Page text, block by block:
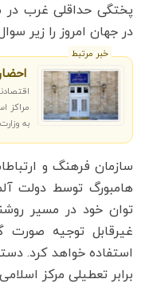
پختگی حداقلی غرب در
در جهان امروز را زیر
خبر مرتبط
مراکز
به
سازمان فرهنگ و
هامبورگ توسط دولت
توان خود در مسیر
غیرقابل توجیه صورت
استفاده خواهد کرد.
برابر تعطیلی مرکز